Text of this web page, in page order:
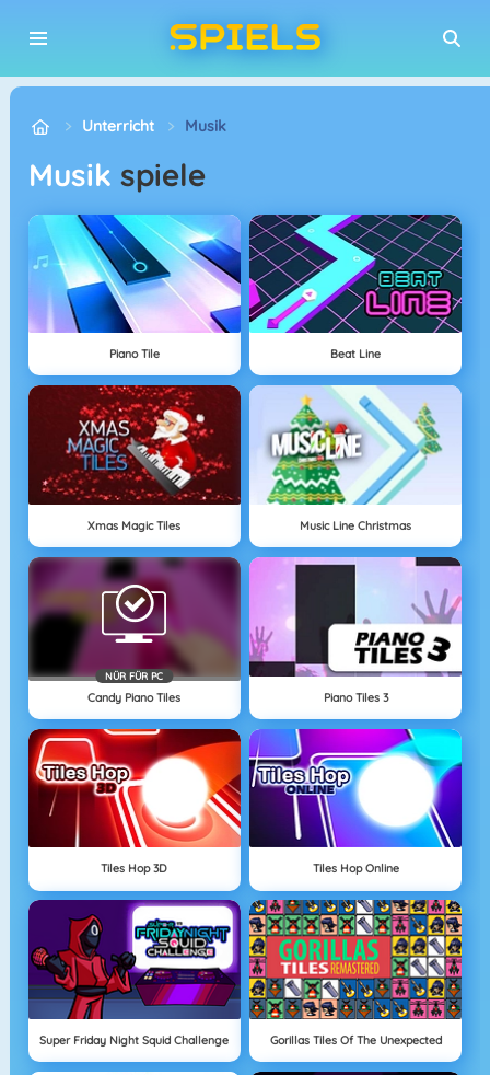
Unterricht Musik
musikspiele
Piano Tile Beat Line
Xmas Magic Tiles Music Line Christmas
NÜR FÜR PC
Candy Piano Tiles Piano Tiles 3
Tiles Hop 3D Tiles Hop Online
Super Friday Night Squid Challenge Gorillas Tiles Of The Unexpected